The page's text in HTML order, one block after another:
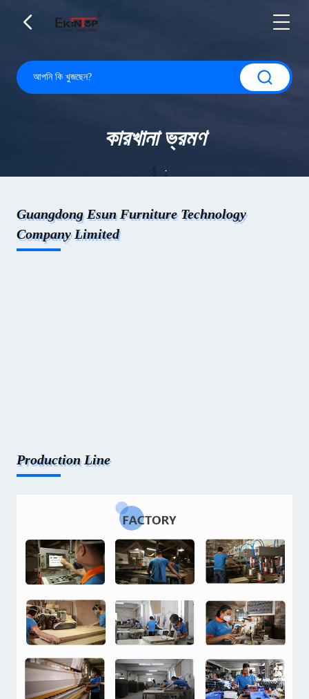
কারখানা ভ্রমণ
Guangdong Esun Furniture Technology
Company Limited
Production Line